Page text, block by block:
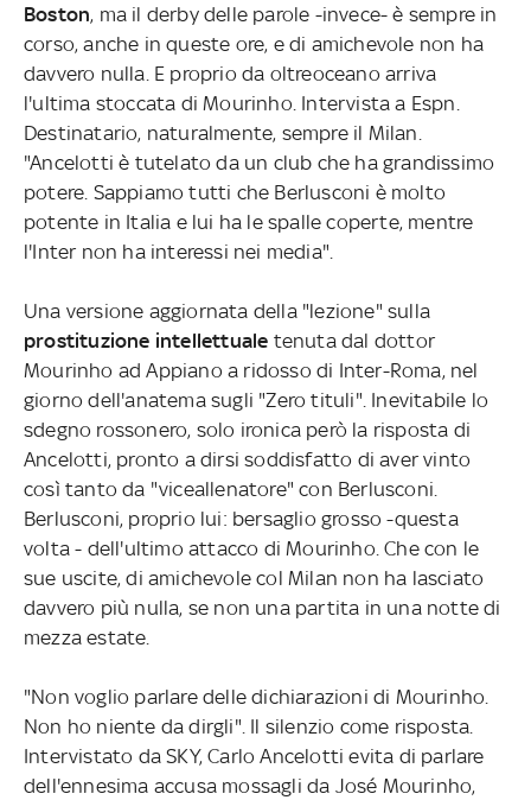
Boston, ma il derby delle parole -invece- è sempre in
corso, anche in queste ore, e di amichevole non ha
davvero nulla. E proprio da oltreoceano arriva
l'ultima stoccata di Mourinho. Intervista a Espn.
Destinatario, naturalmente, sempre il Milan.
"Ancelotti è tutelato da un club che ha grandissimo
potere. Sappiamo tutti che Berlusconi è molto
potente in Italia e lui ha le spalle coperte, mentre
l'Inter non ha interessi nei media".
Una versione aggiornata della "lezione" sulla
prostituzione intellettuale tenuta dal dottor
Mourinho ad Appiano a ridosso di Inter-Roma, nel
giorno dell'anatema sugli "Zero tituli". Inevitabile lo
sdegno rossonero, solo ironica però la risposta di
Ancelotti, pronto a dirsi soddisfatto di aver vinto
così tanto da "viceallenatore" con Berlusconi.
Berlusconi, proprio lui: bersaglio grosso -questa
volta - dell'ultimo attacco di Mourinho. Che con le
sue uscite, di amichevole col Milan non ha lasciato
davvero più nulla, se non una partita in una notte di
mezza estate.
"Non voglio parlare delle dichiarazioni di Mourinho.
Non ho niente da dirgli". Il silenzio come risposta.
Intervistato da SKY, Carlo Ancelotti evita di parlare
dell'ennesima accusa mossagli da José Mourinho,